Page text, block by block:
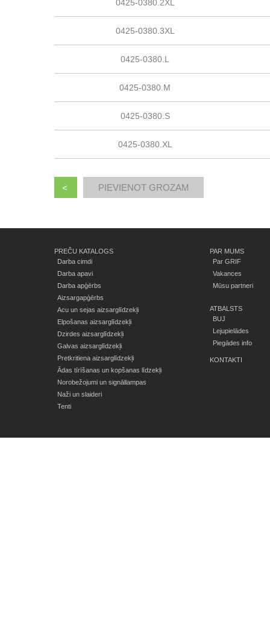
0425-0380.2XL
0425-0380.3XL
0425-0380.L
0425-0380.M
0425-0380.S
0425-0380.XL
<
PREČU KATALOGS
Darba cimdi
Darba apavi
Darba apģērbs
Aizsargapģērbs
Acu un sejas aizsarglīdzekļi
Elpošanas aizsarglīdzekļi
Dzirdes aizsarglīdzekļi
Galvas aizsarglīdzekļi
Pretkritiena aizsarglīdzekļi
Ādas tīrīšanas un kopšanas līdzekļi
Norobežojumi un signāllampas
Naži un slaideri
Tenti
PAR MUMS
Par GRIF
Vakances
Mūsu partneri
ATBALSTS
BUJ
Lejupielādes
Piegādes info
KONTAKTI